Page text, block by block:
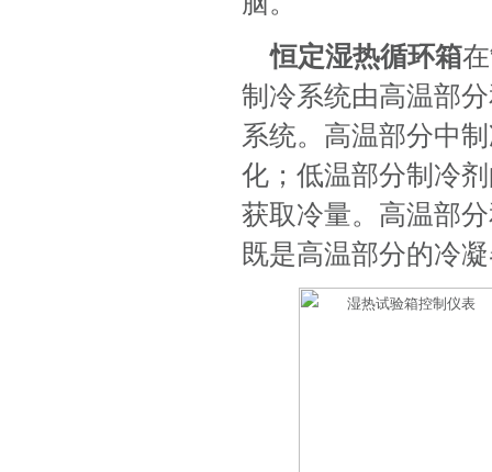
恒定湿热循环箱
制冷系统由高温部
系统。高温部分中
化；低温部分制冷
获取冷量。高温部
既是高温部分的冷